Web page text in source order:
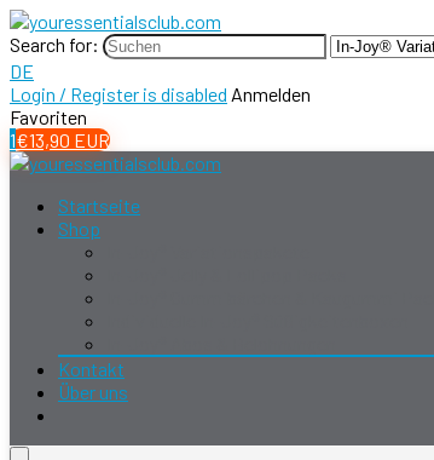
Search for:
DE
Login / Register is disabled Anmelden
Favoriten
1€13,90 EUR
Startseite
Shop
Kontakt
Über uns